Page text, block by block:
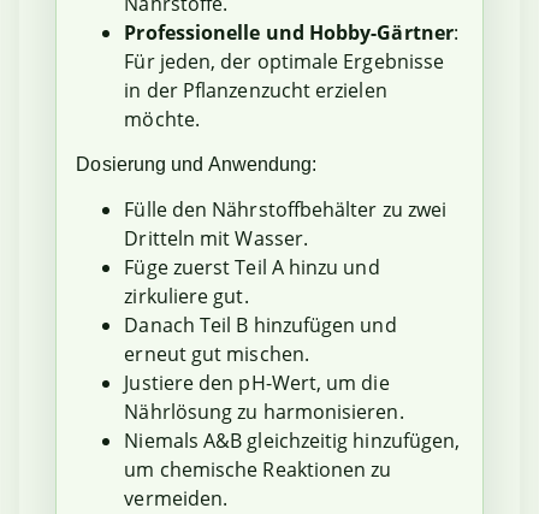
Professionelle und Hobby-Gärtner:
Für jeden, der optimale Ergebnisse
in der Pflanzenzucht erzielen
möchte.
Dosierung und Anwendung:
Fülle den Nährstoffbehälter zu zwei
Dritteln mit Wasser.
Füge zuerst Teil A hinzu und
zirkuliere gut.
Danach Teil B hinzufügen und
erneut gut mischen.
Justiere den pH-Wert, um die
Nährlösung zu harmonisieren.
Niemals A&B gleichzeitig hinzufügen,
um chemische Reaktionen zu
vermeiden.